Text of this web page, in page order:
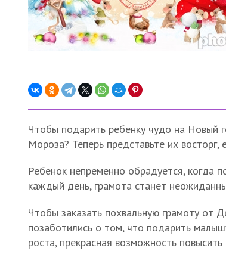
Чтобы подарить ребенку чудо на Новый
Мороза? Теперь представьте их
Ребенок непременно обрадуется,
каждый день, грамота станет
Чтобы заказать похвальную грамоту от
позаботились о том, что подарить
роста, прекрасная возможность